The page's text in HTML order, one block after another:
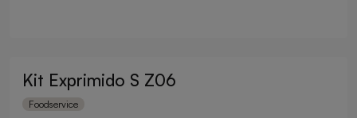
Kit Exprimido S Z06
Foodservice